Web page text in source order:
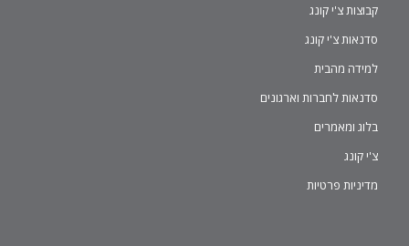
קבוצות צ'י קונג
סדנאות צ'י קונג
למידה מהבית
סדנאות לחברות וארגונים
בלוג ומאמרים
צ'י קונג
מדיניות פרטיות